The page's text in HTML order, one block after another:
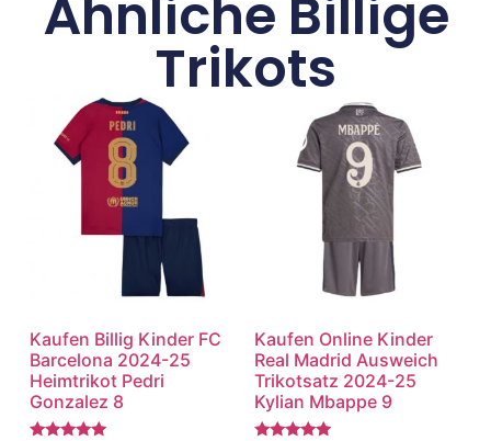
Ähnliche Billige
Trikots
Kaufen Billig Kinder FC
Barcelona 2024-25
Heimtrikot Pedri
Gonzalez 8
Kaufen Online Kinder
Real Madrid Ausweich
Trikotsatz 2024-25
Kylian Mbappe 9